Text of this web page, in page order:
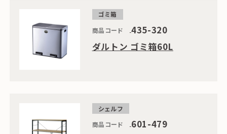
ゴミ箱
商品コード
435-320
ダルトン ゴミ箱60L
シェルフ
商品コード
601-479